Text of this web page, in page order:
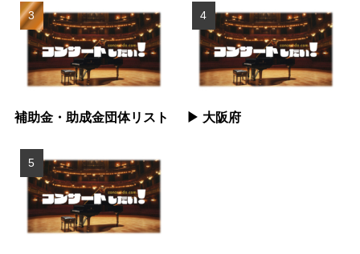
補助金・助成金団体リスト ▶︎ 大阪府